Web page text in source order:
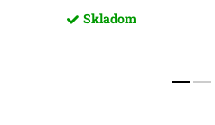
Skladom